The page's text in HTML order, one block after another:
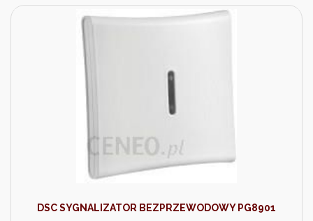
DSC SYGNALIZATOR BEZPRZEWODOWY PG8901